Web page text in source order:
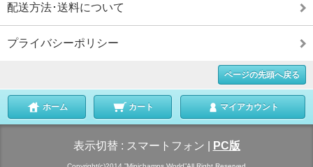
配送方法･送料について
プライバシーポリシー
ページの先頭へ戻る
ホーム カート マイアカウント
表示切替 : スマートフォン PC版